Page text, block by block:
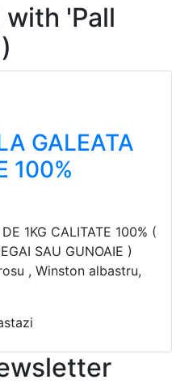
'Pall
GALEATA
100%
1KG CALITATE 100% (
SAU GUNOAIE )
, Winston albastru,